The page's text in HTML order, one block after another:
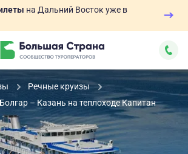
на Дальний Восток уже в
Речные круизы
– Казань на теплоходе Капитан